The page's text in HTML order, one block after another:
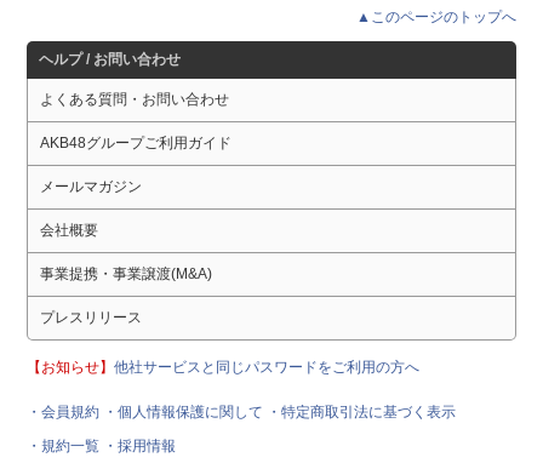
▲このページのトップへ
ヘルプ / お問い合わせ
よくある質問・お問い合わせ
AKB48グループご利用ガイド
メールマガジン
会社概要
事業提携・事業譲渡(M&A)
プレスリリース
【お知らせ】他社サービスと同じパスワードをご利用の方へ
・会員規約 ・個人情報保護に関して
・特定商取引法に基づく表示
・規約一覧 ・採用情報